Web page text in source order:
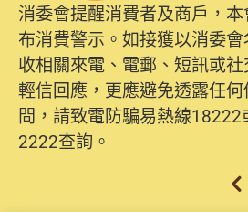
消委會提醒消費者及商戶，
布消費警示。如接獲以消委
收相關來電、電郵、短訊或
輕信回應，更應避免透露任
問，請致電防騙易熱線
2222查詢。